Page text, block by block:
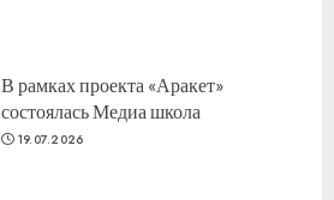
В рамках проекта «Аракет»
состоялась Медиа школа
19.07.2026